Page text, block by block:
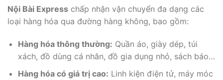
Nội Bài Express chấp nhận vận chuyển đa dạng các
loại hàng hóa qua đường hàng không, bao gồm:
Hàng hóa thông thường: Quần áo, giày dép, túi
xách, đồ dùng cá nhân, đồ gia dụng nhỏ, sách báo…
Hàng hóa có giá trị cao: Linh kiện điện tử, máy móc